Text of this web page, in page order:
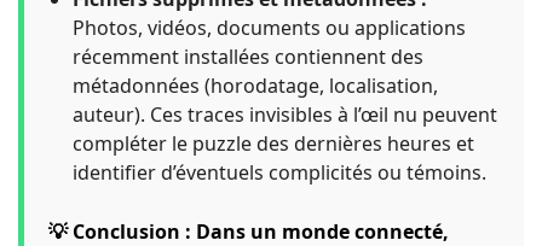
Photos, vidéos, documents ou applications
récemment installées contiennent des
métadonnées (horodatage, localisation,
auteur). Ces traces invisibles à l’œil nu peuvent
compléter le puzzle des dernières heures et
identifier d’éventuels complicités ou témoins.
💡 Conclusion : Dans un monde connecté,